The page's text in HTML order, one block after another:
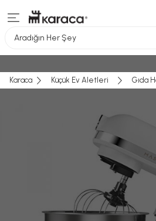
Aradığın Her Şey
Karaca Küçük Ev Aletleri Gıda